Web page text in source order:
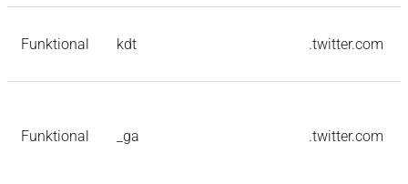
Funktional kdt .twitter.com
Funktional _ga .twitter.com